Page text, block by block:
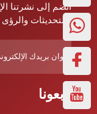
انضم إلى نشرتنا
والتحديثات
تابعونا